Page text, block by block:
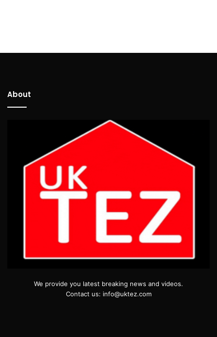
About
We provide you latest breaking news and videos.
Contact us: info@uktez.com